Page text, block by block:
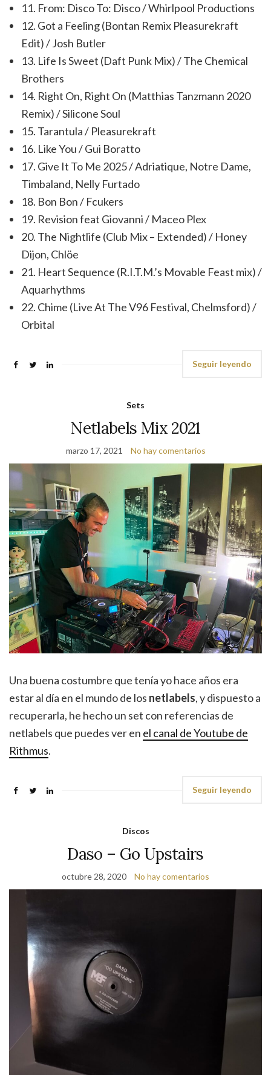
11. From: Disco To: Disco / Whirlpool Productions
12. Got a Feeling (Bontan Remix Pleasurekraft
Edit) / Josh Butler
13. Life Is Sweet (Daft Punk Mix) / The Chemical
Brothers
14. Right On, Right On (Matthias Tanzmann 2020
Remix) / Silicone Soul
15. Tarantula / Pleasurekraft
16. Like You / Gui Boratto
17. Give It To Me 2025 / Adriatique, Notre Dame,
Timbaland, Nelly Furtado
18. Bon Bon / Fcukers
19. Revision feat Giovanni / Maceo Plex
20. The Nightlife (Club Mix – Extended) / Honey
Dijon, Chlöe
21. Heart Sequence (R.I.T.M.’s Movable Feast mix) /
Aquarhythms
22. Chime (Live At The V96 Festival, Chelmsford) /
Orbital
Seguir leyendo
Sets
Netlabels Mix 2021
marzo 17, 2021 No hay comentarios
Una buena costumbre que tenía yo hace años era
estar al día en el mundo de los netlabels, y dispuesto a
recuperarla, he hecho un set con referencias de
netlabels que puedes ver en el canal de Youtube de
Rithmus.
Seguir leyendo
Discos
Daso – Go Upstairs
octubre 28, 2020 No hay comentarios